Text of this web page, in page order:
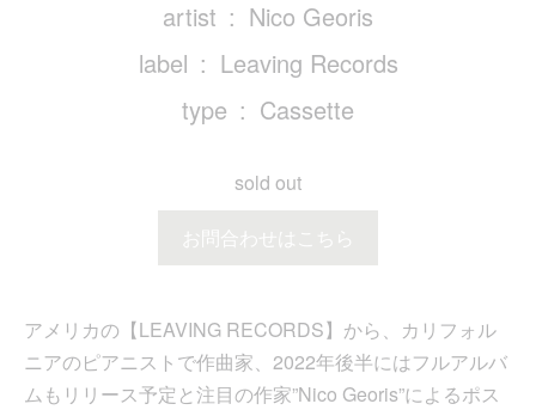
artist
Nico Georis
label
Leaving Records
type
Cassette
sold out
お問合わせはこちら
アメリカの【LEAVING RECORDS】から、カリフォル
ニアのピアニストで作曲家、2022年後半にはフルアルバ
ムもリリース予定と注目の作家”Nico Georis”によるポス